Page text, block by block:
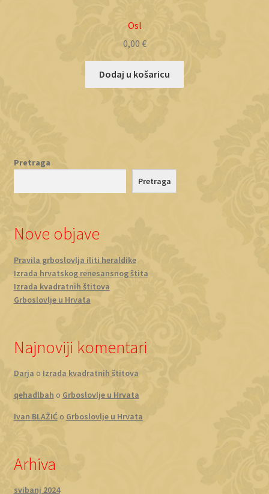
Osl
0,00 €
Dodaj u košaricu
Pretraga
Pretraga
Nove objave
Pravila grboslovlja iliti heraldike
Izrada hrvatskog renesansnog štita
Izrada kvadratnih štitova
Grboslovlje u Hrvata
Najnoviji komentari
Darja o Izrada kvadratnih štitova
qehadlbah o Grboslovlje u Hrvata
Ivan BLAŽIĆo Grboslovlje u Hrvata
Arhiva
svibanj 2024